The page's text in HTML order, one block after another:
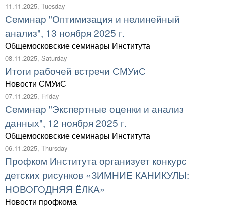
11.11.2025, Tuesday
Семинар "Оптимизация и нелинейный
анализ", 13 ноября 2025 г.
Общемосковские семинары Института
08.11.2025, Saturday
Итоги рабочей встречи СМУиС
Новости СМУиС
07.11.2025, Friday
Семинар "Экспертные оценки и анализ
данных", 12 ноября 2025 г.
Общемосковские семинары Института
06.11.2025, Thursday
Профком Института организует конкурс
детских рисунков «ЗИМНИЕ КАНИКУЛЫ:
НОВОГОДНЯЯ ЁЛКА»
Новости профкома